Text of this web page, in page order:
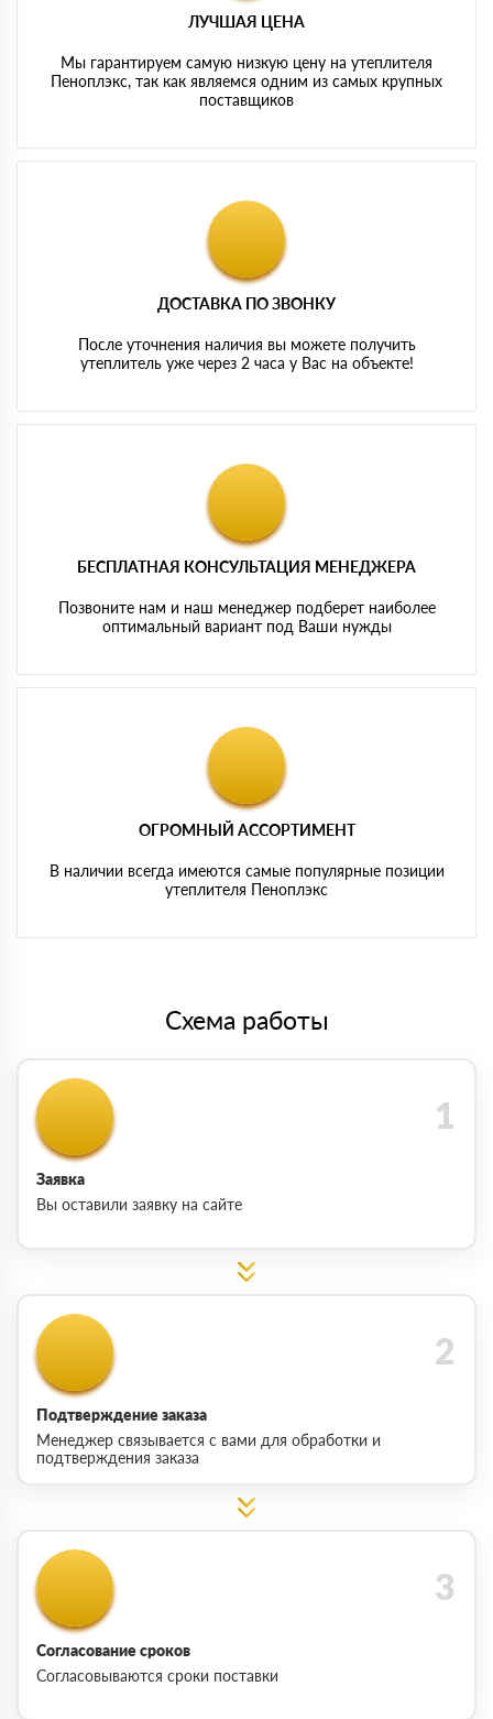
ЛУЧШАЯ ЦЕНА
Мы гарантируем самую низкую цену на утеплителя
Пеноплэкс, так как являемся одним из самых крупных
поставщиков
ДОСТАВКА ПО ЗВОНКУ
После уточнения наличия вы можете получить
утеплитель уже через 2 часа у Вас на объекте!
БЕСПЛАТНАЯ КОНСУЛЬТАЦИЯ МЕНЕДЖЕРА
Позвоните нам и наш менеджер подберет наиболее
оптимальный вариант под Ваши нужды
ОГРОМНЫЙ АССОРТИМЕНТ
В наличии всегда имеются самые популярные позиции
утеплителя Пеноплэкс
Схема работы
Заявка
Вы оставили заявку на сайте
Подтверждение заказа
Менеджер связывается с вами для обработки и
подтверждения заказа
Согласование сроков
Согласовываются сроки поставки